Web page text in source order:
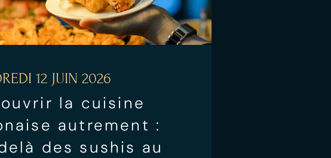
12 JUIN 2026
la cuisine
autrement :
des sushis au